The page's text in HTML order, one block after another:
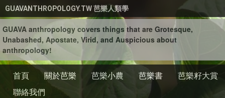
移至主內容
GUAVANTHROPOLOGY.TW 芭樂人類學
GUAVA anthropology covers things that are Grotesque,
Unabashed, Apostate, Virid, and Auspicious about
anthropology!
首頁 關於芭樂 芭樂小農 芭樂書
芭樂籽大賞
聯絡我們